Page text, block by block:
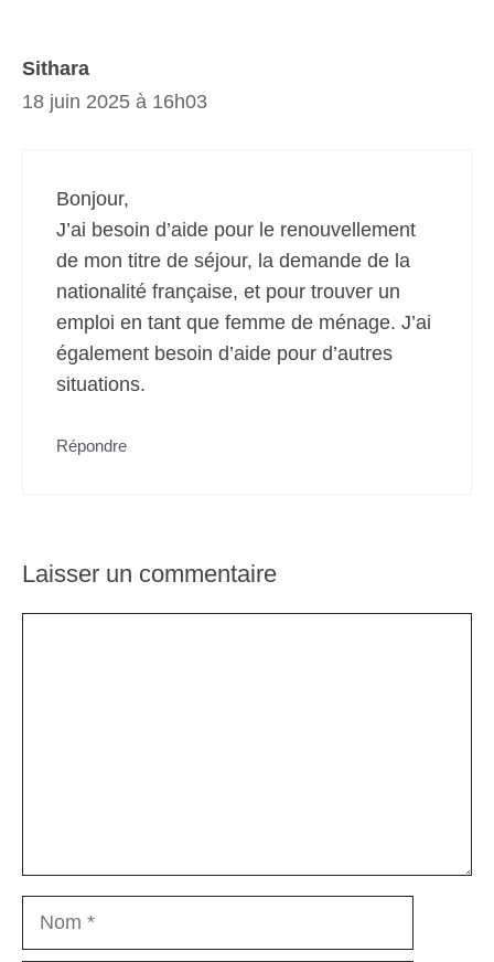
Sithara
18 juin 2025 à 16h03
Bonjour,
J’ai besoin d’aide pour le renouvellement
de mon titre de séjour, la demande de la
nationalité française, et pour trouver un
emploi en tant que femme de ménage. J’ai
également besoin d’aide pour d’autres
situations.
Répondre
Laisser un commentaire
Nom